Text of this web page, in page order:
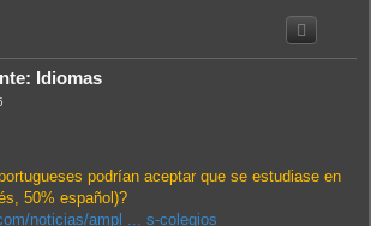
Idiomas
podrían aceptar que se estudiase en
50% español)?
noticias/ampl ... s-colegios